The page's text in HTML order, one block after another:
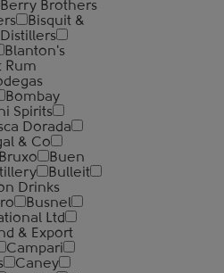
Berry Brothers
Bisquit &
Blanton's
Rum
Bombay
Spirits
Dorada
& Co
Bruxo
Buen
Bulleit
Drinks
Busnel
Ltd
& Export
Campari
Caney